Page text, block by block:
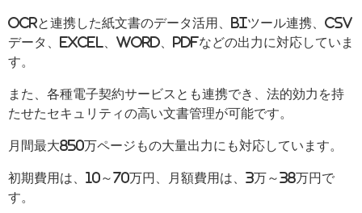
OCRと連携した紙文書のデータ活用、BIツール連携、CSV
データ、Excel、Word、PDFなどの出力に対応していま
す。
また、各種電子契約サービスとも連携でき、法的効力を持
たせたセキュリティの高い文書管理が可能です。
月間最大850万ページもの大量出力にも対応しています。
初期費用は、10～70万円、月額費用は、3万～38万円で
す。